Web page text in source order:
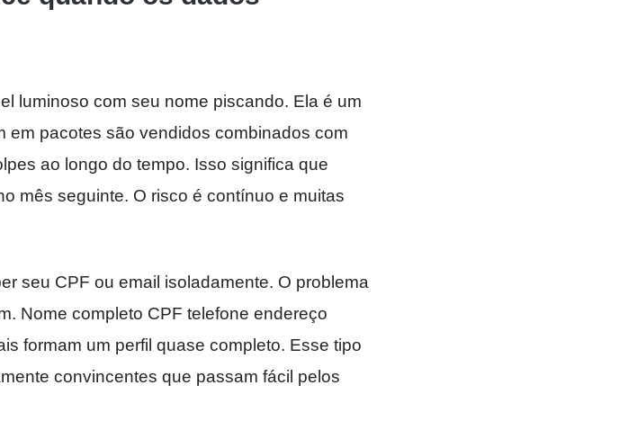
luminoso com seu nome piscando. Ela é um
em pacotes são vendidos combinados com
ao longo do tempo. Isso significa que
mês seguinte. O risco é contínuo e muitas
seu CPF ou email isoladamente. O problema
Nome completo CPF telefone endereço
formam um perfil quase completo. Esse tipo
convincentes que passam fácil pelos